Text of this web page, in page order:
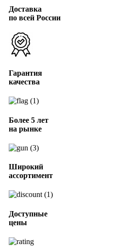
Доставка
по всей России
Гарантия
качества
Более 5 лет
на рынке
Широкий
ассортимент
Доступные
цены